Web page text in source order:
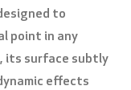
to
point in any
its surface subtly
effects